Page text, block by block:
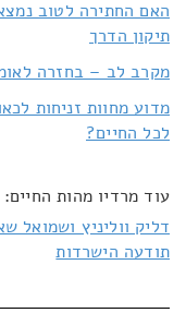
האם החתירה לטוב
תיקון הדרך
מקרב לב – בחזרה
מדוע מחוות זניחות
לכל החיים?
עוד מרדיו מהות החיים:
דליק ווליניץ ושמואל
תודעה הישרדות